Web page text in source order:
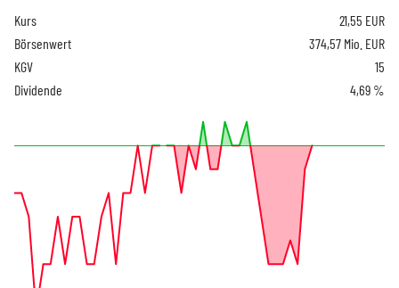
Kurs 21,55 EUR
Börsenwert
374,57 Mio. EUR
KGV
15
Dividende
4,69 %